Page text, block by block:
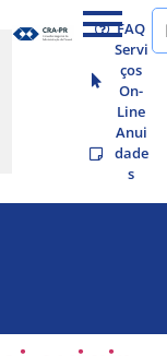
FAQ
Servi
ços
On-
Line
Anui
dade
s